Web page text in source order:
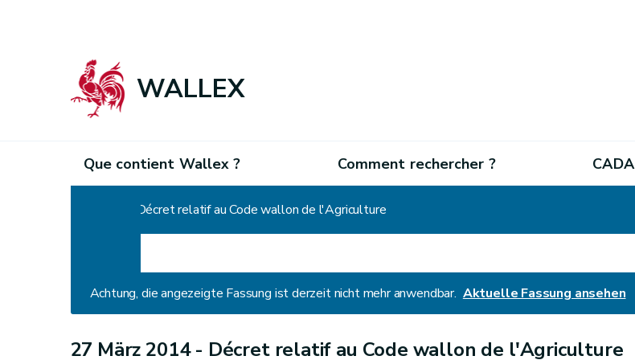
WALLEX
Que contient Wallex ? Comment rechercher ? CADA
Décret relatif au Code wallon de l'Agriculture
Achtung, die angezeigte Fassung ist derzeit nicht mehr anwendbar. Aktuelle Fassung ansehen
27 März 2014 - Décret relatif au Code wallon de l'Agriculture